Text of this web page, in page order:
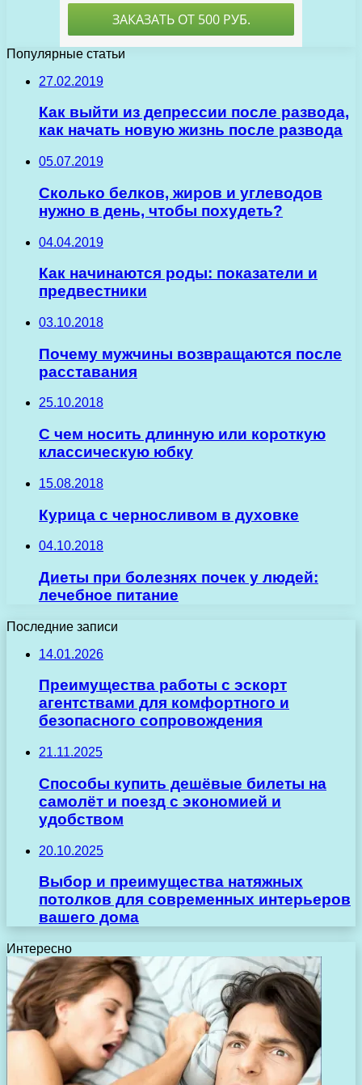
Популярные статьи
27.02.2019
Как выйти из депрессии после развода,
как начать новую жизнь после развода
05.07.2019
Сколько белков, жиров и углеводов
нужно в день, чтобы похудеть?
04.04.2019
Как начинаются роды: показатели и
предвестники
03.10.2018
Почему мужчины возвращаются после
расставания
25.10.2018
С чем носить длинную или короткую
классическую юбку
15.08.2018
Курица с черносливом в духовке
04.10.2018
Диеты при болезнях почек у людей:
лечебное питание
Последние записи
14.01.2026
Преимущества работы с эскорт
агентствами для комфортного и
безопасного сопровождения
21.11.2025
Способы купить дешёвые билеты на
самолёт и поезд с экономией и
удобством
20.10.2025
Выбор и преимущества натяжных
потолков для современных интерьеров
вашего дома
Интересно